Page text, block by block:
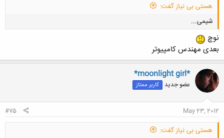
هستی بی نیاز گفت:
شیمی...
کلیک کنید تا باز شود...
نوچ
بعدی مهندس کامپیوتر
*moonlight girl*
عضو جدید کاربر ممتاز
May 23, 2012
#75
هستی بی نیاز گفت: